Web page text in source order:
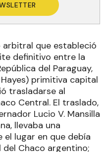
que estableció
definitivo entre la
del Paraguay,
primitiva capital
trasladarse al
Central. El traslado,
Lucio V. Mansilla
llevaba una
lugar en que debía
Chaco argentino;